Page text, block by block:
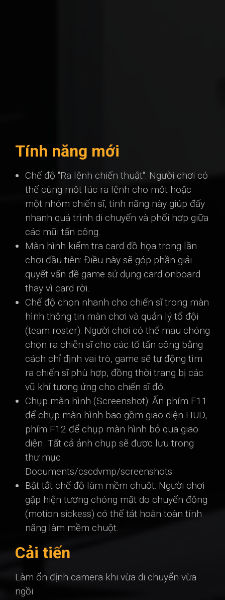
Tính năng mới
Chế độ "Ra lệnh chiến thuật": Người chơi có
thể cùng một lúc ra lệnh cho một hoặc
một nhóm chiến sĩ, tính năng này giúp đẩy
nhanh quá trình di chuyển và phối hợp giữa
các mũi tấn công.
Màn hình kiểm tra card đồ họa trong lần
chơi đầu tiên: Điều này sẽ góp phần giải
quyết vấn đề game sử dụng card onboard
thay vì card rời.
Chế độ chọn nhanh cho chiến sĩ trong màn
hình thông tin màn chơi và quản lý tổ đội
(team roster): Người chơi có thể mau chóng
chọn ra chiễn sĩ cho các tổ tấn công bằng
cách chỉ định vai trò, game sẽ tự động tìm
ra chiến sĩ phù hợp, đồng thời trang bị các
vũ khí tương ứng cho chiến sĩ đó.
Chụp màn hình (Screenshot): Ấn phím F11
để chụp màn hình bao gồm giao diện HUD,
phím F12 để chụp màn hình bỏ qua giao
diện. Tất cả ảnh chụp sẽ được lưu trong
thư mục
Documents/cscdvmp/screenshots
Bật tắt chế độ làm mềm chuột: Người chơi
gặp hiện tượng chóng mặt do chuyển động
(motion sickess) có thể tát hoàn toàn tính
năng làm mềm chuột.
Cải tiến
Làm ổn định camera khi vừa di chuyển vừa
ngồi